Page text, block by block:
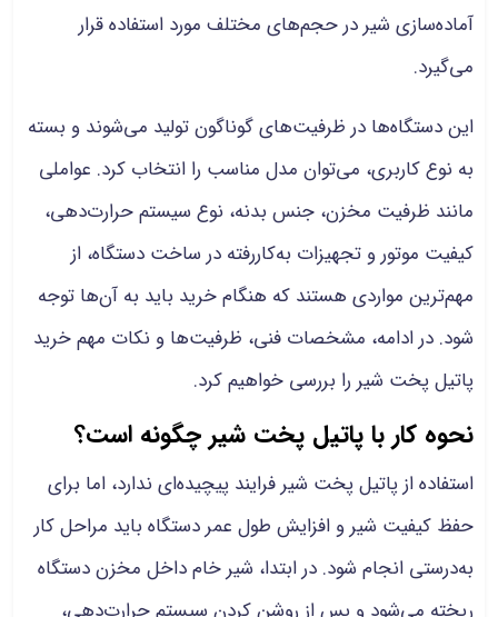
آماده‌سازی شیر در حجم‌های مختلف مورد استفاده قرار
می‌گیرد.
این دستگاه‌ها در ظرفیت‌های گوناگون تولید می‌شوند و بسته
به نوع کاربری، می‌توان مدل مناسب را انتخاب کرد. عواملی
مانند ظرفیت مخزن، جنس بدنه، نوع سیستم حرارت‌دهی،
کیفیت موتور و تجهیزات به‌کاررفته در ساخت دستگاه، از
مهم‌ترین مواردی هستند که هنگام خرید باید به آن‌ها توجه
شود. در ادامه، مشخصات فنی، ظرفیت‌ها و نکات مهم خرید
پاتیل پخت شیر را بررسی خواهیم کرد.
نحوه کار با پاتیل پخت شیر چگونه است؟
استفاده از پاتیل پخت شیر فرایند پیچیده‌ای ندارد، اما برای
حفظ کیفیت شیر و افزایش طول عمر دستگاه باید مراحل کار
به‌درستی انجام شود. در ابتدا، شیر خام داخل مخزن دستگاه
ریخته می‌شود و پس از روشن کردن سیستم حرارت‌دهی،